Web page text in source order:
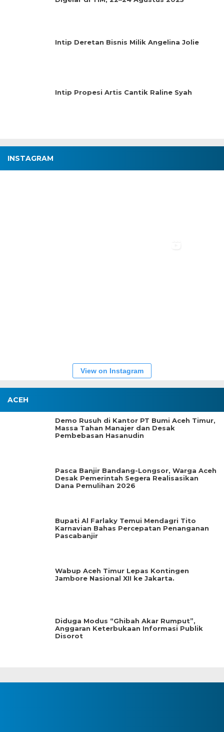
Intip Deretan Bisnis Milik Angelina Jolie
Intip Propesi Artis Cantik Raline Syah
INSTAGRAM
View on Instagram
ACEH
Demo Rusuh di Kantor PT Bumi Aceh Timur,
Massa Tahan Manajer dan Desak
Pembebasan Hasanudin
Pasca Banjir Bandang-Longsor, Warga Aceh
Desak Pemerintah Segera Realisasikan
Dana Pemulihan 2026
Bupati Al Farlaky Temui Mendagri Tito
Karnavian Bahas Percepatan Penanganan
Pascabanjir
Wabup Aceh Timur Lepas Kontingen
Jambore Nasional XII ke Jakarta.
Diduga Modus “Ghibah Akar Rumput”,
Anggaran Keterbukaan Informasi Publik
Disorot